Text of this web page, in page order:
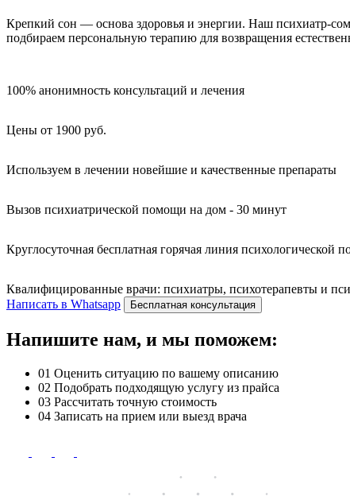
Крепкий сон — основа здоровья и энергии. Наш психиатр-
подбираем персональную терапию для возвращения
100% анонимность консультаций и лечения
Цены от 1900 руб.
Используем в лечении новейшие и качественные препараты
Вызов психиатрической помощи на дом - 30 минут
Круглосуточная бесплатная горячая линия психологической
Квалифицированные врачи: психиатры, психотерапевты и
Написать в Whatsapp
Бесплатная консультация
Напишите нам, и мы поможем:
01 Оценить ситуацию по вашему описанию
02 Подобрать подходящую услугу из прайса
03 Рассчитать точную стоимость
04 Записать на прием или выезд врача